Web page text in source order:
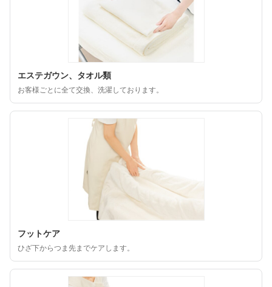
エステガウン、タオル類
お客様ごとに全て交換、洗濯しております。
フットケア
ひざ下からつま先までケアします。